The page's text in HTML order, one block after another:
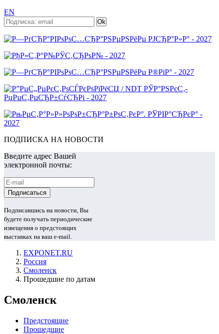
EN
ПОДПИСКА НА НОВОСТИ
Введите адрес Вашей
электронной почты:
Подписавшись на новости, Вы
будете получать периодические
извещения о предстоящих
выставках на ваш e-mail.
EXPONET.RU
Россия
Смоленск
Прошедшие по датам
Смоленск
Предстоящие
Прошедшие